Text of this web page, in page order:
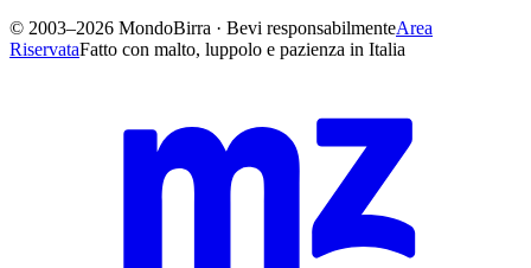
© 2003–2026 MondoBirra · Bevi responsabilmenteArea
RiservataFatto con malto, luppolo e pazienza in Italia